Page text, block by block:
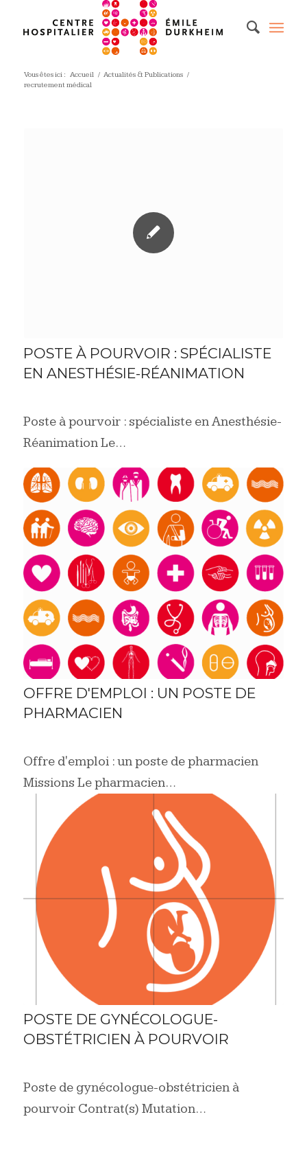
Vous êtes ici : Accueil / Actualités & Publications /
recrutement médical
POSTE À POURVOIR : SPÉCIALISTE
EN ANESTHÉSIE-RÉANIMATION
Poste à pourvoir : spécialiste en Anesthésie-
Réanimation Le…
OFFRE D'EMPLOI : UN POSTE DE
PHARMACIEN
Offre d'emploi : un poste de pharmacien
Missions Le pharmacien…
POSTE DE GYNÉCOLOGUE-
OBSTÉTRICIEN À POURVOIR
Poste de gynécologue-obstétricien à
pourvoir Contrat(s) Mutation…